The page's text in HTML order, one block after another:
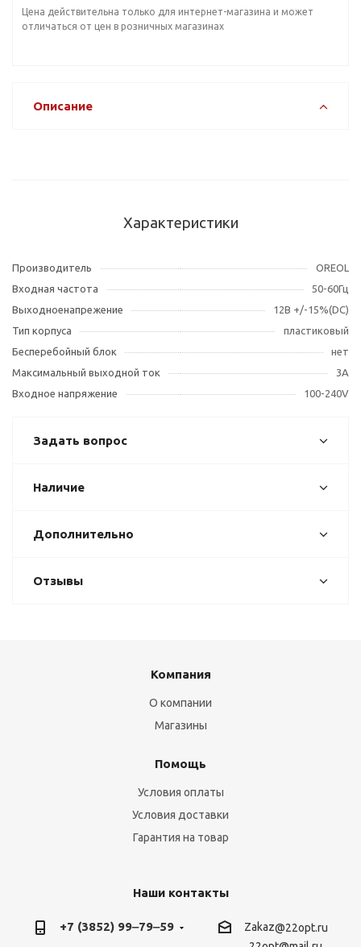
Цена действительна только для интернет-магазина и может
отличаться от цен в розничных магазинах
Описание
Характеристики
Производитель
OREOL
Входная частота
50-60Гц
Выходноенапрежение
12В +/-15%(DC)
Тип корпуса
пластиковый
Бесперебойный блок
нет
Максимальный выходной ток
3А
Входное напряжение
100-240V
Задать вопрос
Наличие
Дополнительно
Отзывы
Компания
О компании
Магазины
Помощь
Условия оплаты
Условия доставки
Гарантия на товар
Наши контакты
+7 (3852) 99‒79‒59 Zakaz@22opt.ru